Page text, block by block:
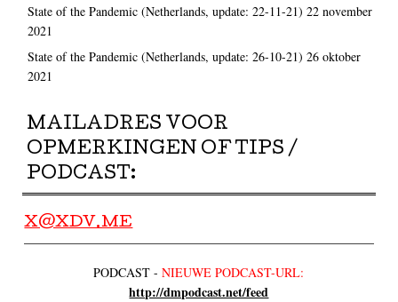
State of the Pandemic (Netherlands, update: 22-11-21) 22 november
2021
State of the Pandemic (Netherlands, update: 26-10-21) 26 oktober
2021
MAILADRES VOOR
OPMERKINGEN OF TIPS /
PODCAST:
X@XDV.ME
PODCAST -NIEUWE PODCAST-URL:
http://dmpodcast.net/feed